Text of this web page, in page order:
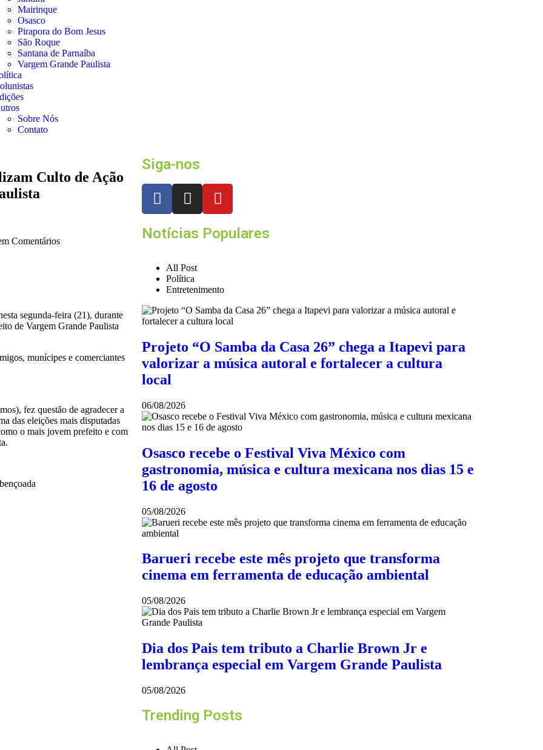
Mairinque
Osasco
Pirapora do Bom Jesus
São Roque
Santana de Parnaíba
Vargem Grande Paulista
Sobre Nós
Contato
Culto de Ação
Comentários
segunda-feira (21), durante
de Vargem Grande Paulista
munícipes e comerciantes
fez questão de agradecer a
das eleições mais disputadas
o mais jovem prefeito e com
Siga-nos
Notícias Populares
All Post
Política
Entretenimento
Projeto “O Samba da Casa 26” chega a Itapevi para
valorizar a música autoral e fortalecer a cultura
local
06/08/2026
Osasco recebe o Festival Viva México com
gastronomia, música e cultura mexicana nos dias 15 e
16 de agosto
05/08/2026
Barueri recebe este mês projeto que transforma
cinema em ferramenta de educação ambiental
05/08/2026
Dia dos Pais tem tributo a Charlie Brown Jr e
lembrança especial em Vargem Grande Paulista
05/08/2026
Trending Posts